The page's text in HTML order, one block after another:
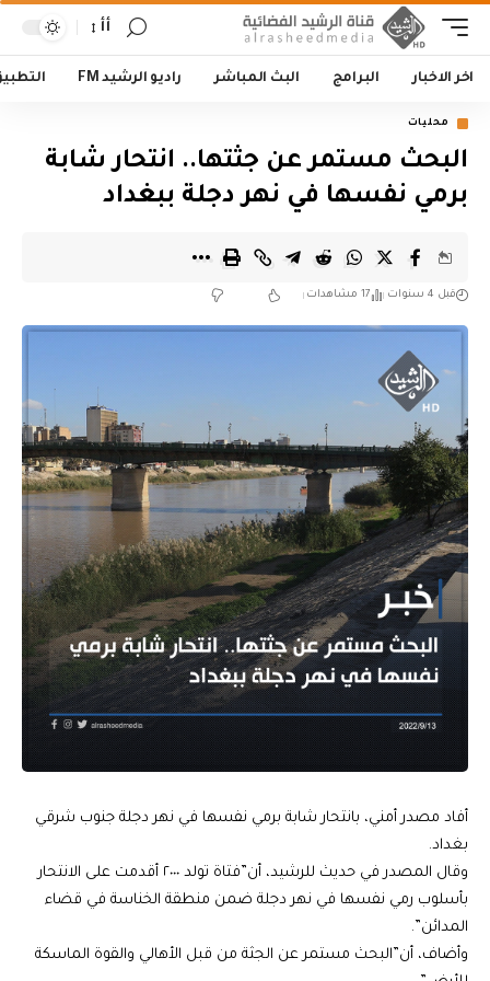
أأ
اخر الاخبار البرامج البث المباشر راديو الرشيد FM
محليات
البحث مستمر عن جثتها.. انتحار شابة
برمي نفسها في نهر دجلة ببغداد
قبل 4 سنوات 17 مشاهدات
أفاد مصدر أمني، بانتحار شابة برمي نفسها في نهر دجلة جنوب شرقي
بغداد.
وقال المصدر في حديث للرشيد، أن”فتاة تولد ٢٠٠٠ أقدمت على الانتحار
بأسلوب رمي نفسها في نهر دجلة ضمن منطقة الخناسة في قضاء
المدائن”.
وأضاف، أن”البحث مستمر عن الجثة من قبل الأهالي والقوة الماسكة